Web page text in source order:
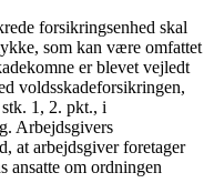
forsikringsenhed skal
som kan være omfattet
er blevet vejledt
voldsskadeforsikringen,
1, 2. pkt., i
Arbejdsgivers
at arbejdsgiver foretager
ansatte om ordningen